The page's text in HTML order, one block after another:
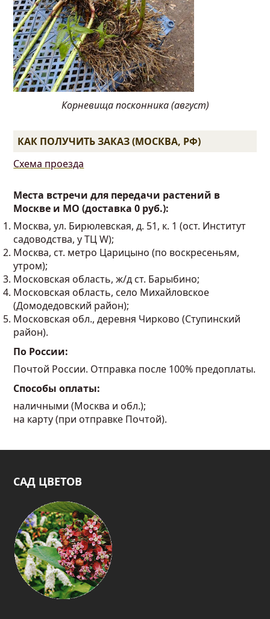
Корневища посконника (август)
КАК ПОЛУЧИТЬ ЗАКАЗ (МОСКВА, РФ)
Схема проезда
Места встречи для передачи растений в
Москве и МО (доставка 0 руб.):
Москва, ул. Бирюлевская, д. 51, к. 1 (ост. Институт
садоводства, у ТЦ W);
Москва, ст. метро Царицыно (по воскресеньям,
утром);
Московская область, ж/д ст. Барыбино;
Московская область, село Михайловское
(Домодедовский район);
Московская обл., деревня Чирково (Ступинский
район).
По России:
Почтой России. Отправка после 100% предоплаты.
Способы оплаты:
наличными (Москва и обл.);
на карту (при отправке Почтой).
САД ЦВЕТОВ